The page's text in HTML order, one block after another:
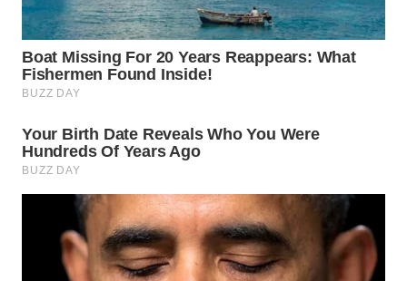
WAHANA
NEWS
WAHANA
WAHANA
ADVOKAT
WAHANA
INFRASTRUKTUR